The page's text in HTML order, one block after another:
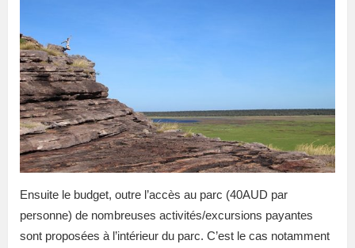
Ensuite le budget, outre l’accès au parc (40AUD par
personne) de nombreuses activités/excursions payantes
sont proposées à l’intérieur du parc. C’est le cas notamment